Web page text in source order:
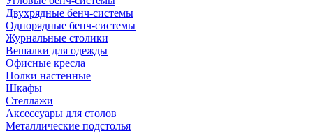
Двухрядные бенч-системы
Однорядные бенч-системы
Журнальные столики
Вешалки для одежды
Офисные кресла
Полки настенные
Шкафы
Стеллажи
Аксессуары для столов
Металлические подстолья